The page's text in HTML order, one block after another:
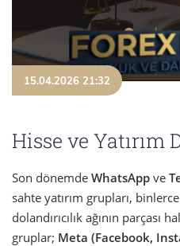
15.04.2026 21:32
Hisse ve Yatırım
Son dönemde WhatsApp ve
sahte yatırım grupları,
dolandırıcılık ağının parçası
gruplar; Meta (Facebook,